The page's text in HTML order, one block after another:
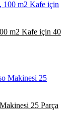
m2 Kafe için 40
25 Parça